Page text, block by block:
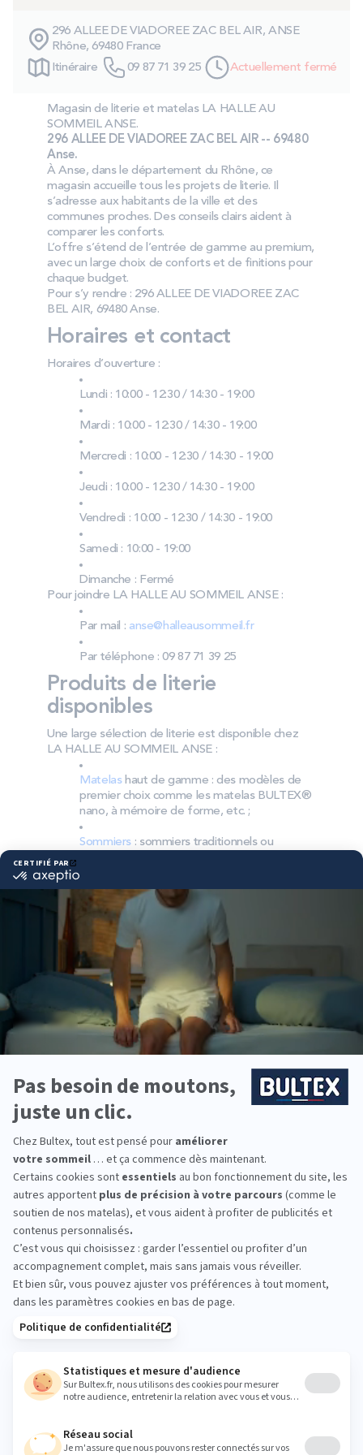
Technologie bultex
Nos engagements
Storelocator
ContactMon compte
296 ALLEE DE VIADOREE ZAC BEL AIR, ANSE
Rhône, 69480 France
Itinéraire
09 87 71 39 25 Actuellement fermé
Magasin de literie et matelas LA HALLE AU
SOMMEIL ANSE.
296 ALLEE DE VIADOREE ZAC BEL AIR -- 69480
Anse.
À Anse, dans le département du Rhône, ce
magasin accueille tous les projets de literie. Il
s’adresse aux habitants de la ville et des
communes proches. Des conseils clairs aident à
comparer les conforts.
L’offre s’étend de l’entrée de gamme au premium,
avec un large choix de conforts et de finitions pour
chaque budget.
Pour s’y rendre : 296 ALLEE DE VIADOREE ZAC
BEL AIR, 69480 Anse.
Horaires et contact
Horaires d’ouverture :
Lundi : 10:00 - 12:30 / 14:30 - 19:00
Mardi : 10:00 - 12:30 / 14:30 - 19:00
Mercredi : 10:00 - 12:30 / 14:30 - 19:00
Jeudi : 10:00 - 12:30 / 14:30 - 19:00
Vendredi : 10:00 - 12:30 / 14:30 - 19:00
Samedi : 10:00 - 19:00
Dimanche : Fermé
Pour joindre LA HALLE AU SOMMEIL ANSE :
Par mail : anse@halleausommeil.fr
Par téléphone : 09 87 71 39 25
Produits de literie
disponibles
Une large sélection de literie est disponible chez
LA HALLE AU SOMMEIL ANSE :
Matelashaut de gamme : des modèles de
premier choix comme les matelas BULTEX®
nano, à mémoire de forme, etc. ;
Sommiers : sommiers traditionnels ou
Accessoires
: oreillers, couettes, linge de lit,
têtes de lit, etc. pour un ensemble complet.
Pourquoi choisir Bultex
comme literie ?
Bultex est la marque la plus détenue par les
Français*. Ce savoir‑faire reconnu et ses matériaux
performants offrent un confort durable.
Chaque dormeur a ses préférences. Bultex
propose plusieurs niveaux de fermeté pour un
accueil adapté ; associé à un sommier compatible,
le soutien reste homogène et précis.
Vous équipez toute la famille ? Des solutions
existent pour les adultes, les enfants et les
couchages d’appoint, afin d’harmoniser la literie du
foyer simplement.
*Marque la plus détenue : 18 599 personnes
interrogées de février 2019 à mars 2025. Institut
Iligo.
LA HALLE AU SOMMEIL
ANSE : essayez avant
d’acheter
Venez comparer les matelas en magasin.
le temps de ressentir les différences. L’essai sur